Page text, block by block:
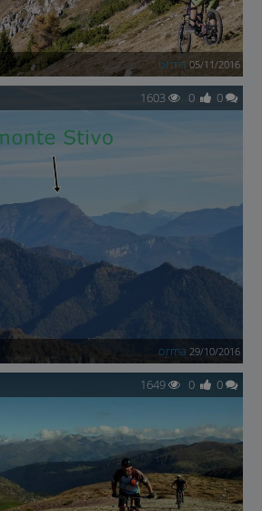
orma 05/11/2016
1603 0 0
orma 29/10/2016
1649 0 0